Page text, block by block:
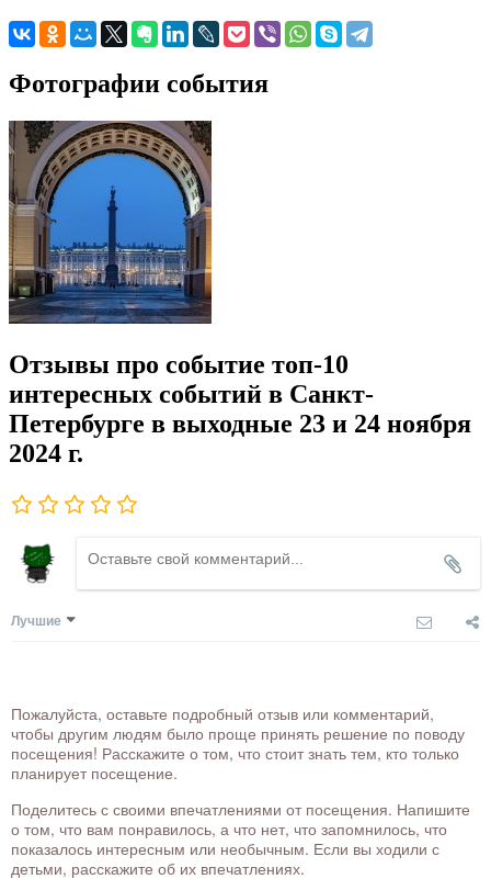
Фотографии события
Отзывы про событие топ-10
интересных событий в Санкт-
Петербурге в выходные 23 и 24 ноября
2024 г.
Лучшие
Пожалуйста, оставьте подробный отзыв или комментарий,
чтобы другим людям было проще принять решение по поводу
посещения! Расскажите о том, что стоит знать тем, кто только
планирует посещение.
Поделитесь с своими впечатлениями от посещения. Напишите
о том, что вам понравилось, а что нет, что запомнилось, что
показалось интересным или необычным. Если вы ходили с
детьми, расскажите об их впечатлениях.